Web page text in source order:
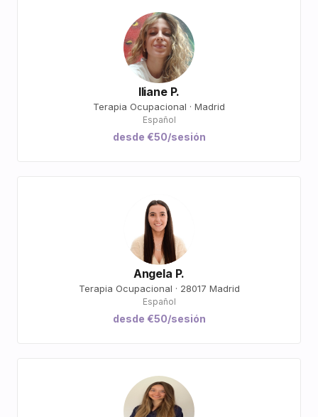
Iliane P.
Terapia Ocupacional · Madrid
Español
desde €50/sesión
Angela P.
Terapia Ocupacional · 28017 Madrid
Español
desde €50/sesión